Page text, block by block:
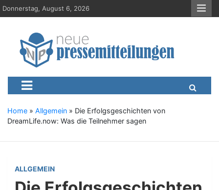
S
k
Donnerstag, August 6, 2026
Neue-
Presseportal, Nachrichten, News, Meldungen, Wirtschaft
Home » Allgemein » Die Erfolgsgeschichten von
DreamLife.now: Was die Teilnehmer sagen
ALLGEMEIN